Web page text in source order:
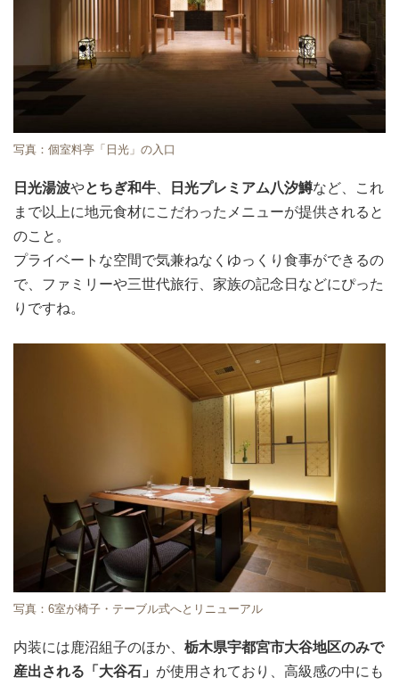
写真：個室料亭「日光」の入口
日光湯波やとちぎ和牛 日光プレミアム八汐鱒など、これ
まで以上に地元食材にこだわったメニューが提供されると
のこと。
プライベートな空間で気兼ねなくゆっくり食事ができるの
で、ファミリーや三世代旅行、家族の記念日などにぴった
りですね。
写真：6室が椅子・テーブル式へとリニューアル
内装には鹿沼組子のほか、 栃木県宇都宮市大谷地区のみで
産出される「大谷石」 が使用されており、高級感の中にも